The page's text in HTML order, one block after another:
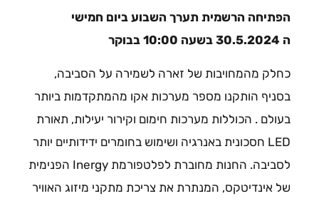
הפתיחה הרשמית תערך השבוע ביום חמישי
ה 30.5.2024 בשעה 10:00 בבוקר
כחלק מהמחויבות של זארה לשמירה על הסביבה,
בסניף הותקנו מספר מערכות אקו מהמתקדמות ביותר
בעולם . הכוללות מערכות חימום וקירור יעילות, תאורת
LED חסכונית באנרגיה ושימוש בחומרים ידידותיים יותר
לסביבה. החנות מחוברת לפלטפורמת Inergy הפנימית
של אינדיטקס, המנתרת את צריכת מתקני מיזוג האוויר